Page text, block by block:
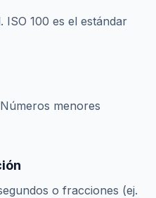
ISO 100 es el estándar
menores
o fracciones (ej.